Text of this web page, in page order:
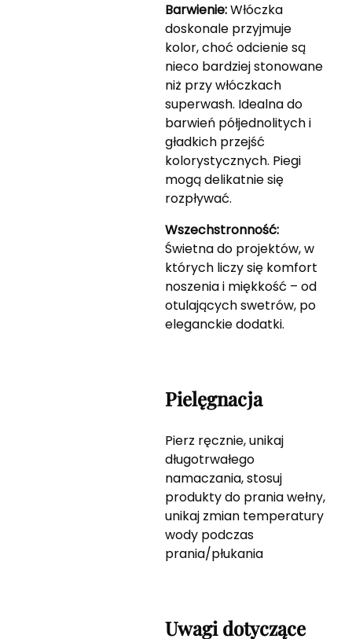
Barwienie:Włóczka
doskonale przyjmuje
kolor, choć odcienie są
nieco bardziej stonowane
niż przy włóczkach
superwash. Idealna do
barwień półjednolitych i
gładkich przejść
kolorystycznych. Piegi
mogą delikatnie się
rozpływać.
Wszechstronność:
Świetna do projektów, w
których liczy się komfort
noszenia i miękkość – od
otulających swetrów, po
eleganckie dodatki.
Pielęgnacja
Pierz ręcznie, unikaj
długotrwałego
namaczania, stosuj
produkty do prania wełny,
unikaj zmian temperatury
wody podczas
prania/płukania
Uwagi dotyczące